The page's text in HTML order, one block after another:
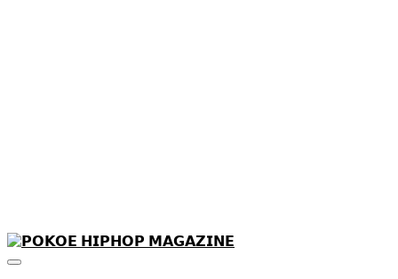
Skip
Primary